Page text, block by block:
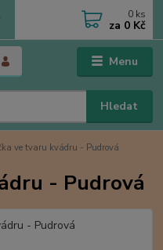
Menu
Hledat
0 ks
za 0 Kč
ve tvaru kvádru - Pudrová
- Pudrová